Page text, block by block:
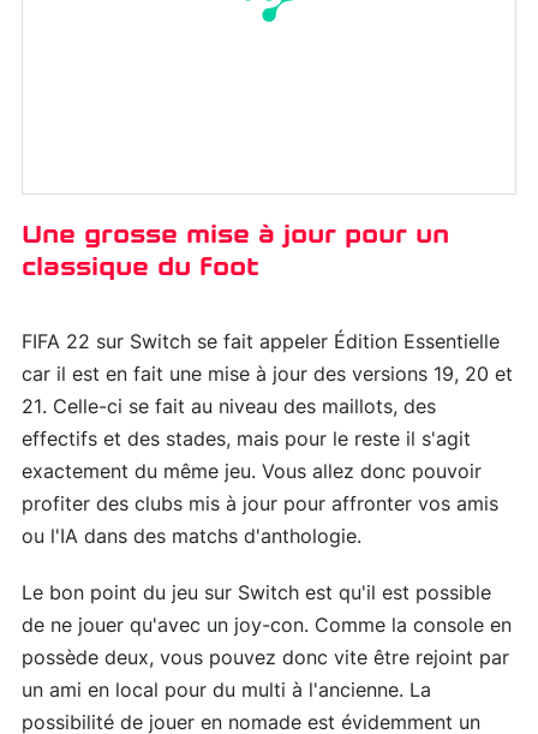
Une grosse mise à jour pour un
classique du foot
FIFA 22 sur Switch se fait appeler Édition Essentielle
car il est en fait une mise à jour des versions 19, 20 et
21. Celle-ci se fait au niveau des maillots, des
effectifs et des stades, mais pour le reste il s'agit
exactement du même jeu. Vous allez donc pouvoir
profiter des clubs mis à jour pour affronter vos amis
ou l'IA dans des matchs d'anthologie.
Le bon point du jeu sur Switch est qu'il est possible
de ne jouer qu'avec un joy-con. Comme la console en
possède deux, vous pouvez donc vite être rejoint par
un ami en local pour du multi à l'ancienne. La
possibilité de jouer en nomade est évidemment un